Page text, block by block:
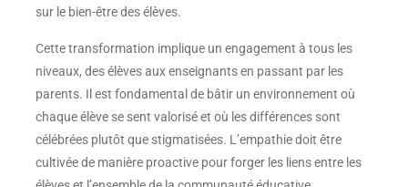
sur le bien-être des élèves.
Cette transformation implique un engagement à tous les
niveaux, des élèves aux enseignants en passant par les
parents. Il est fondamental de bâtir un environnement où
chaque élève se sent valorisé et où les différences sont
célébrées plutôt que stigmatisées. L’empathie doit être
cultivée de manière proactive pour forger les liens entre les